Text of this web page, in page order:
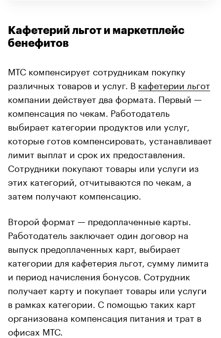
Кафетерий льгот и маркетплейс
бенефитов
МТС компенсирует сотрудникам покупку
различных товаров и услуг. В кафетерии льгот
компании действует два формата. Первый —
компенсация по чекам. Работодатель
выбирает категории продуктов или услуг,
которые готов компенсировать, устанавливает
лимит выплат и срок их предоставления.
Сотрудники покупают товары или услуги из
этих категорий, отчитываются по чекам, а
затем получают компенсацию.
Второй формат — предоплаченные карты.
Работодатель заключает один договор на
выпуск предоплаченных карт, выбирает
категории для кафетерия льгот, сумму лимита
и период начисления бонусов. Сотрудник
получает карту и покупает товары или услуги
в рамках категории. С помощью таких карт
организована компенсация питания и трат в
офисах МТС.